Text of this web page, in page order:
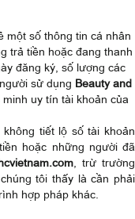
một số thông tin cá nhân
trả tiền hoặc đang thanh
đăng ký, số lượng các
sử dụng Beauty and
uy tín tài khoản của
tiết lộ số tài khoản
hoặc những người đã
, trừ trường
tôi thấy là cần phải
hợp pháp khác.